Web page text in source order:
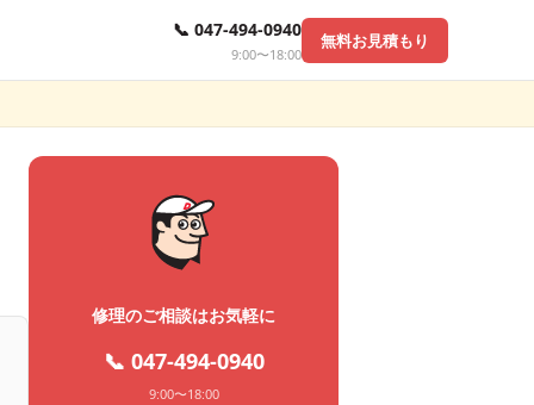
📞 047-494-0940
9:00〜18:00
無料お見積もり
修理のご相談はお気軽に
📞 047-494-0940
9:00〜18:00